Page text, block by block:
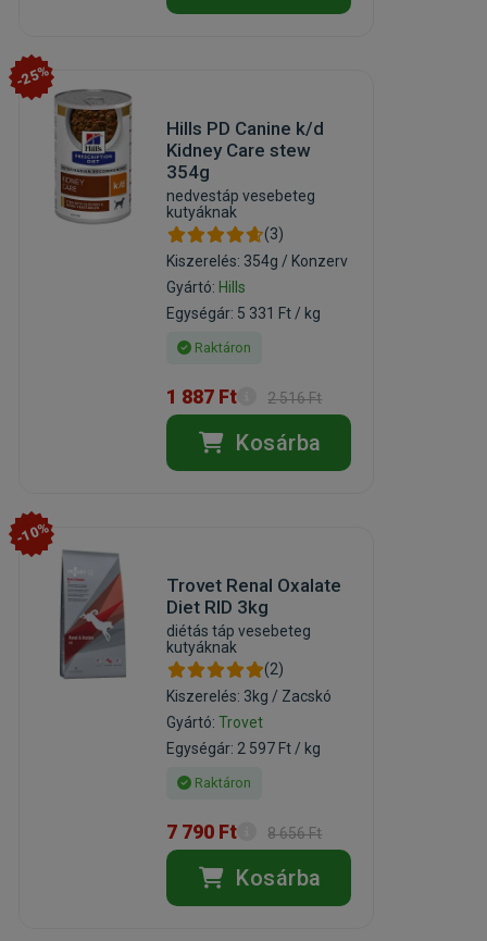
-25%
Hills PD Canine k/d
Kidney Care stew
354g
nedvestáp vesebeteg
kutyáknak
(3)
Kiszerelés: 354g / Konzerv
Gyártó: Hills
Egységár: 5 331 Ft / kg
Raktáron
1 887 Ft 2 516 Ft
Kosárba
-10%
Trovet Renal Oxalate
Diet RID 3kg
diétás táp vesebeteg
kutyáknak
(2)
Kiszerelés: 3kg / Zacskó
Gyártó:Trovet
Egységár: 2 597 Ft / kg
Raktáron
7 790 Ft 8 656 Ft
Kosárba